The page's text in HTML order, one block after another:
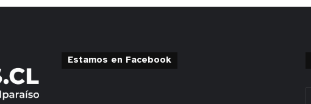
Estamos en Facebook